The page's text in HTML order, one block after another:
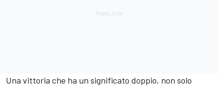
Una vittoria che ha un significato doppio, non solo